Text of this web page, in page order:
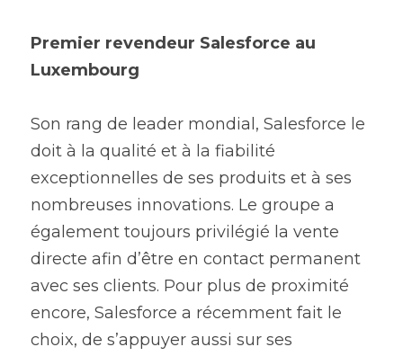
Premier revendeur Salesforce au
Luxembourg
Son rang de leader mondial, Salesforce le
doit à la qualité et à la fiabilité
exceptionnelles de ses produits et à ses
nombreuses innovations. Le groupe a
également toujours privilégié la vente
directe afin d’être en contact permanent
avec ses clients. Pour plus de proximité
encore, Salesforce a récemment fait le
choix, de s’appuyer aussi sur ses